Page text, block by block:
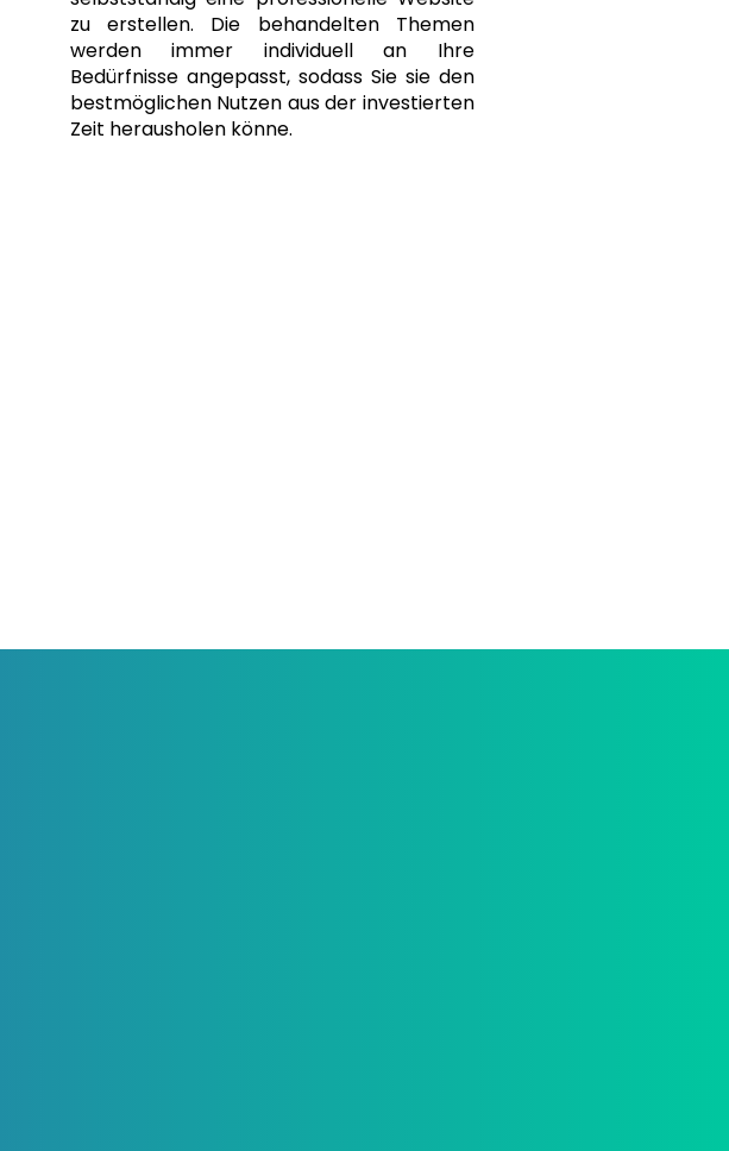
zu erstellen. Die behandelten Themen
werden immer individuell an Ihre
Bedürfnisse angepasst, sodass Sie sie den
bestmöglichen Nutzen aus der investierten
Zeit herausholen könne.